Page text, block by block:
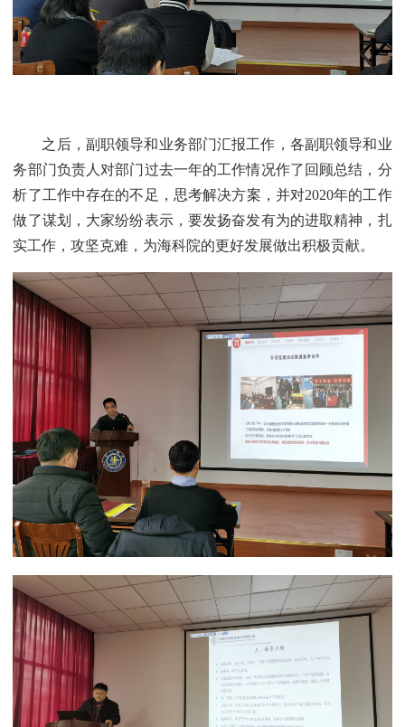
之后，副职领导和业务部门汇报工作，各副职领导和业
务部门负责人对部门过去一年的工作情况作了回顾总结，分
析了工作中存在的不足，思考解决方案，并对2020年的工作
做了谋划，大家纷纷表示，要发扬奋发有为的进取精神，扎
实工作，攻坚克难，为海科院的更好发展做出积极贡献。